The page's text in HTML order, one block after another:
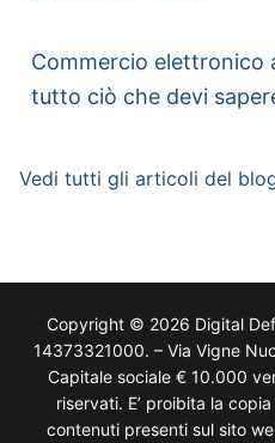
Commercio elettronico
tutto ciò che devi
Vedi tutti gli articoli del
Copyright © 2026 Digital
14373321000. – Via Vigne
Capitale sociale € 10.000
riservati. E’ proibita la
contenuti presenti sul sito